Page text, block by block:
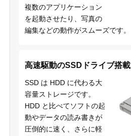
複数のアプリケーション
を起動させたり、写真の
編集などの動作がスムーズです。
高速駆動のSSDドライブ搭載
SSD は HDD に代わる大
容量ストレージです。
HDD と比べてソフトの起
動やデータの読み書きが
圧倒的に速く、さらに軽